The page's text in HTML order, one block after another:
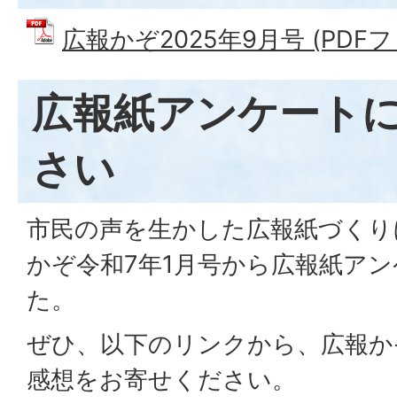
広報かぞ2025年9月号 (PDF
広報紙アンケート
さい
市民の声を生かした広報紙づく
かぞ令和7年1月号から広報紙ア
た。
ぜひ、以下のリンクから、広報
感想をお寄せください。